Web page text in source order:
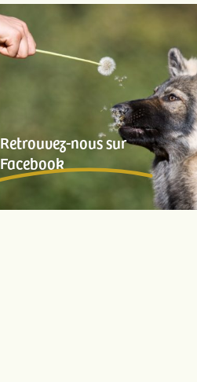
Retrouvez-nous sur
Facebook